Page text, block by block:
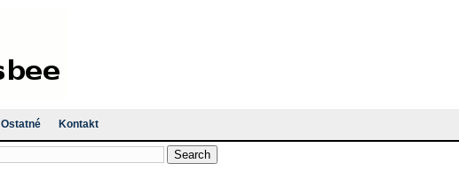
Ostatné Kontakt